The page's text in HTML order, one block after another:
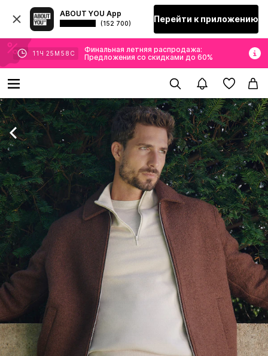
ABOUT YOU App
(152 700) Перейти к приложению
11 Ч 25 М 55 С
Финальная летняя распродажа:
Предложения со скидками до 60%